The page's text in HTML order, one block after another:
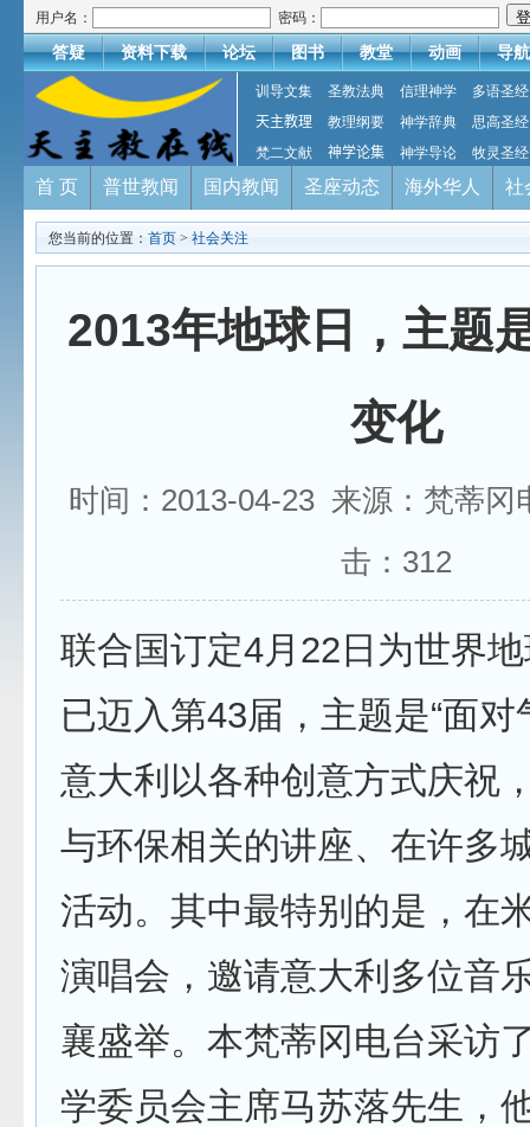
用户名： 密码：
答疑 资料下载 论坛 图书 教堂 动画 导航
训导文集 圣教法典 信理神学
多语圣经
天主教理
教理纲要 神学辞典
思高圣经
梵二文献
神学论集 神学导论 牧灵圣经
首 页 普世教闻 国内教闻 圣座动态 海外华人 社
您当前的位置： 首页 > 社会关注
2013年地球日，主题
变化
时间：2013-04-23 来源：梵蒂
击： 312
联合国订定4月22日为世界
已迈入第43届，主题是“面对
意大利以各种创意方式庆祝
与环保相关的讲座、在许多
活动。其中最特别的是，在
演唱会，邀请意大利多位音
襄盛举。本梵蒂冈电台采访
学委员会主席马苏落先生，